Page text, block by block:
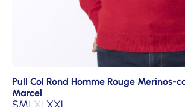
Pull Col Rond Homme Rouge Merinos-
Marcel